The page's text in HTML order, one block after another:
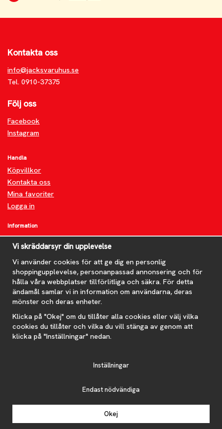
Kontakta oss
info@jacksvaruhus.se
Tel. 0910-37375
Följ oss
Facebook
Instagram
Handla
Köpvillkor
Kontakta oss
Mina favoriter
Logga in
Information
Om oss
FAQ
Nyheter
Nyhetsbrev
Om cookies
Prenumerera på nyhetsbrevet för våra bästa erbjudanden och
nyheter!
E-
postadress
Drift & produktion: Wikinggruppen
Vi skräddarsyr din upplevelse
Vi använder cookies för att ge dig en personlig
shoppingupplevelse, personanpassad annonsering och för
hålla våra webbplatser tillförlitliga och säkra. För detta
ändamål samlar vi in information om användarna, deras
mönster och deras enheter.
Klicka på "Okej" om du tillåter alla cookies eller välj vilka
cookies du tillåter och vilka du vill stänga av genom att
klicka på "Inställningar" nedan.
Inställningar
Endast nödvändiga
Okej